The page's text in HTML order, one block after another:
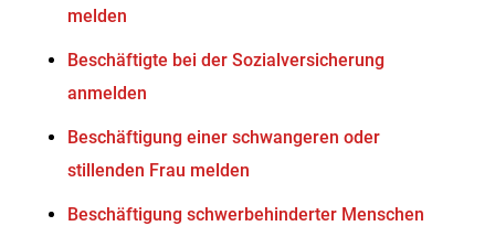
melden
Beschäftigte bei der Sozialversicherung
anmelden
Beschäftigung einer schwangeren oder
stillenden Frau melden
Beschäftigung schwerbehinderter Menschen